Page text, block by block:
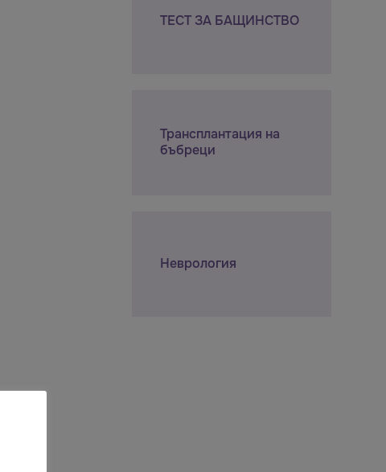
ТЕСТ ЗА БАЩИНСТВО
Трансплантация на
бъбреци
Неврология